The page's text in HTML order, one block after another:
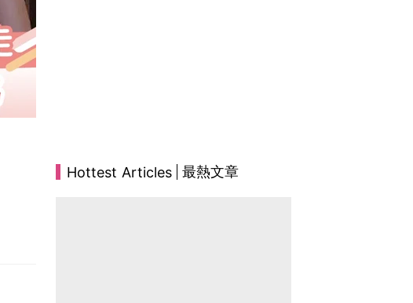
Hottest Articles 最熱文章